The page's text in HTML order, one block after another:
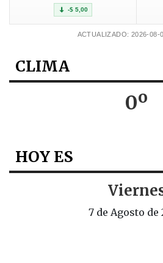
-$ 5,00
ACTUALIZADO: 2026-08-
CLIMA
0º
HOY ES
7 de Agosto de